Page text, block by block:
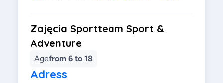
Zajęcia Sportteam Sport &
Adventure
Agefrom 6 to 18
Adress